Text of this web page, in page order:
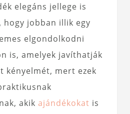
elegáns jellege is
hogy jobban illik egy
elgondolkodni
is, amelyek javíthatják
kényelmét, mert ezek
akik ajándékokat is